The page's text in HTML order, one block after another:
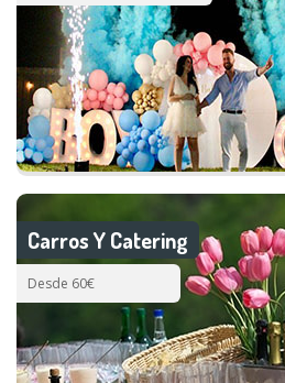
Carros Y Catering
Desde 60€